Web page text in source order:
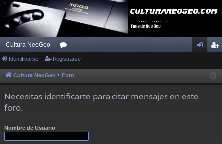
Cultura NeoGeo
or
os ist
Identificarse Registrarse
Cultura NeoGeo Foro
Necesitas identificarte para citar mensajes en este
foro.
Nombre de Usuario: